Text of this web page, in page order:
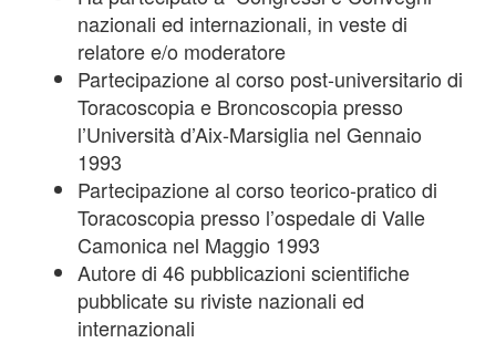
nazionali ed internazionali, in veste di
relatore e/o moderatore
Partecipazione al corso post-universitario di
Toracoscopia e Broncoscopia presso
l’Università d’Aix-Marsiglia nel Gennaio
1993
Partecipazione al corso teorico-pratico di
Toracoscopia presso l’ospedale di Valle
Camonica nel Maggio 1993
Autore di 46 pubblicazioni scientifiche
pubblicate su riviste nazionali ed
internazionali